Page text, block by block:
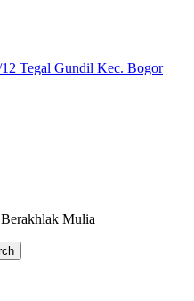
Tegal Gundil Kec. Bogor
Mulia